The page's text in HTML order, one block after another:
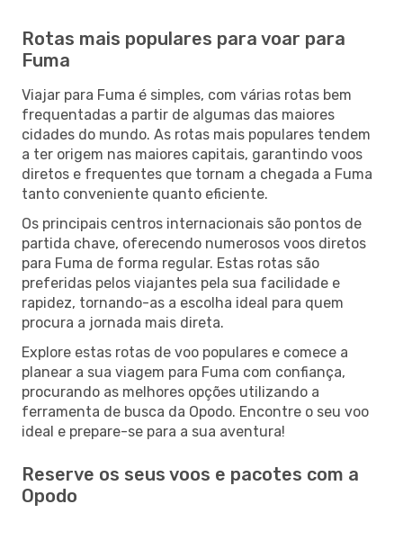
Rotas mais populares para voar para
Fuma
Viajar para Fuma é simples, com várias rotas bem
frequentadas a partir de algumas das maiores
cidades do mundo. As rotas mais populares tendem
a ter origem nas maiores capitais, garantindo voos
diretos e frequentes que tornam a chegada a Fuma
tanto conveniente quanto eficiente.
Os principais centros internacionais são pontos de
partida chave, oferecendo numerosos voos diretos
para Fuma de forma regular. Estas rotas são
preferidas pelos viajantes pela sua facilidade e
rapidez, tornando-as a escolha ideal para quem
procura a jornada mais direta.
Explore estas rotas de voo populares e comece a
planear a sua viagem para Fuma com confiança,
procurando as melhores opções utilizando a
ferramenta de busca da Opodo. Encontre o seu voo
ideal e prepare-se para a sua aventura!
Reserve os seus voos e pacotes com a
Opodo